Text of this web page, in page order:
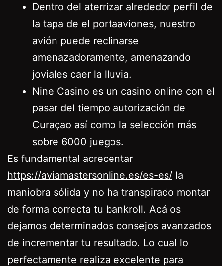
Dentro del aterrizar alrededor perfil de
la tapa de el portaaviones, nuestro
avión puede reclinarse
amenazadoramente, amenazando
joviales caer la lluvia.
Nine Casino es un casino online con el
pasar del tiempo autorización de
Curaçao así­ como la selección más
sobre 6000 juegos.
Es fundamental acrecentar
https://aviamastersonline.es/es-es/ la
maniobra sólida y no ha transpirado montar
de forma correcta tu bankroll. Acá os
dejamos determinados consejos avanzados
de incrementar tu resultado. Lo cual lo
perfectamente realiza excelente para